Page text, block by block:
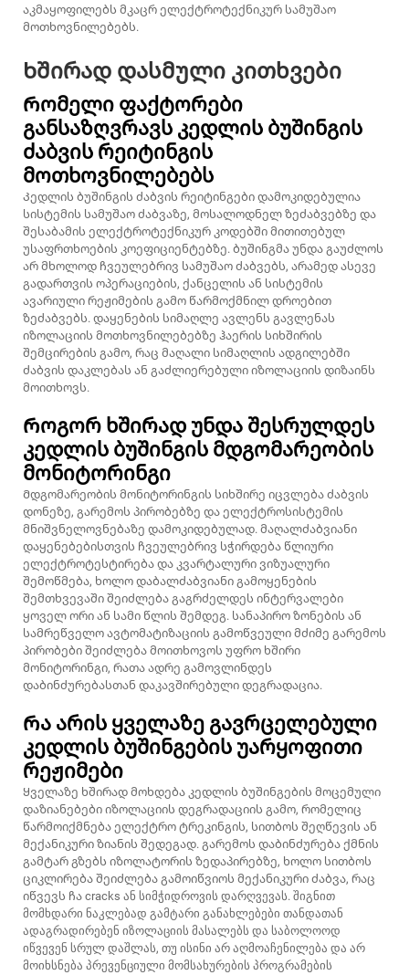
აკმაყოფილებს მკაცრ ელექტროტექნიკურ სამუშაო
მოთხოვნილებებს.
Ხშირად დასმული კითხვები
Რომელი ფაქტორები
განსაზღვრავს კედლის ბუშინგის
ძაბვის რეიტინგის
მოთხოვნილებებს
Კედლის ბუშინგის ძაბვის რეიტინგები დამოკიდებულია
სისტემის სამუშაო ძაბვაზე, მოსალოდნელ ზეძაბვებზე და
შესაბამის ელექტროტექნიკურ კოდებში მითითებულ
უსაფრთხოების კოეფიციენტებზე. ბუშინგმა უნდა გაუძლოს
არ მხოლოდ ჩვეულებრივ სამუშაო ძაბვებს, არამედ ასევე
გადართვის ოპერაციების, ქანცელის ან სისტემის
ავარიული რეჟიმების გამო წარმოქმნილ დროებით
ზეძაბვებს. დაყენების სიმაღლე ავლენს გავლენას
იზოლაციის მოთხოვნილებებზე ჰაერის სიხშირის
შემცირების გამო, რაც მაღალი სიმაღლის ადგილებში
ძაბვის დაკლებას ან გაძლიერებული იზოლაციის დიზაინს
მოითხოვს.
Როგორ ხშირად უნდა შესრულდეს
კედლის ბუშინგის მდგომარეობის
მონიტორინგი
Მდგომარეობის მონიტორინგის სიხშირე იცვლება ძაბვის
დონეზე, გარემოს პირობებზე და ელექტროსისტემის
მნიშვნელოვნებაზე დამოკიდებულად. მაღალძაბვიანი
დაყენებებისთვის ჩვეულებრივ სჭირდება წლიური
ელექტროტესტირება და კვარტალური ვიზუალური
შემოწმება, ხოლო დაბალძაბვიანი გამოყენების
შემთხვევაში შეიძლება გაგრძელდეს ინტერვალები
ყოველ ორი ან სამი წლის შემდეგ. სანაპირო ზონების ან
სამრეწველო ავტომატიზაციის გამოწვეული მძიმე გარემოს
პირობები შეიძლება მოითხოვოს უფრო ხშირი
მონიტორინგი, რათა ადრე გამოვლინდეს
დაბინძურებასთან დაკავშირებული დეგრადაცია.
Რა არის ყველაზე გავრცელებული
კედლის ბუშინგების უარყოფითი
რეჟიმები
Ყველაზე ხშირად მოხდება კედლის ბუშინგების მოცემული
დაზიანებები იზოლაციის დეგრადაციის გამო, რომელიც
წარმოიქმნება ელექტრო ტრეკინგის, სითბოს შეღწევის ან
მექანიკური ზიანის შედეგად. გარემოს დაბინძურება ქმნის
გამტარ გზებს იზოლატორის ზედაპირებზე, ხოლო სითბოს
ციკლირება შეიძლება გამოიწვიოს მექანიკური ძაბვა, რაც
იწვევს ჩა cracks ან სიმჭიდროვის დარღვევას. შიგნით
მომხდარი ნაკლებად გამტარი განახლებები თანდათან
ადაგრადირებენ იზოლაციის მასალებს და საბოლოოდ
იწვევენ სრულ დაშლას, თუ ისინი არ აღმოაჩენილება და არ
მოიხსნება პრევენციული მომსახურების პროგრამების